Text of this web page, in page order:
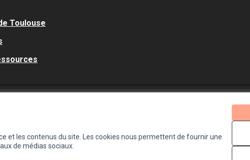
et les contenus du site. Les cookies nous permettent de fournir une
de médias sociaux.
Toulouse